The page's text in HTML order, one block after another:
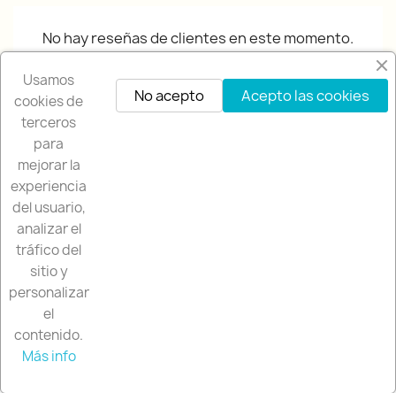
No hay reseñas de clientes en este momento.
NUESTRA EMPRESA
NUESTRA TIENDA
SU CUENTA
INFORMACIÓN DE LA TIENDA
Usamos
cookies de
terceros
para
mejorar la
experiencia
del usuario,
analizar el
tráfico del
sitio y
personalizar
el
contenido.
Más info
Acepto las cookies
No acepto